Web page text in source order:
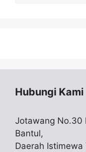
Hubungi Kami
Jotawang No.30
Bantul,
Daerah Istimewa